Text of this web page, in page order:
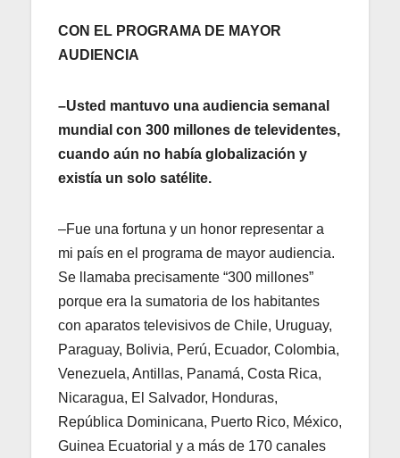
CON EL PROGRAMA DE MAYOR
AUDIENCIA
–Usted mantuvo una audiencia semanal
mundial con 300 millones de televidentes,
cuando aún no había globalización y
existía un solo satélite.
–Fue una fortuna y un honor representar a
mi país en el programa de mayor audiencia.
Se llamaba precisamente “300 millones”
porque era la sumatoria de los habitantes
con aparatos televisivos de Chile, Uruguay,
Paraguay, Bolivia, Perú, Ecuador, Colombia,
Venezuela, Antillas, Panamá, Costa Rica,
Nicaragua, El Salvador, Honduras,
República Dominicana, Puerto Rico, México,
Guinea Ecuatorial y a más de 170 canales